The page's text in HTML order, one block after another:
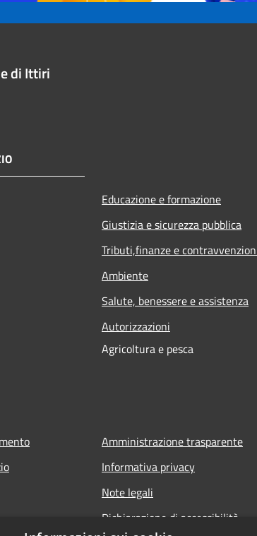
di Ittiri
Educazione e formazione
Giustizia e sicurezza pubblica
Tributi,finanze e
Ambiente
Salute, benessere e assistenza
Autorizzazioni
Agricoltura e pesca
Amministrazione trasparente
Informativa privacy
Note legali
Dichiarazione di accessibilità